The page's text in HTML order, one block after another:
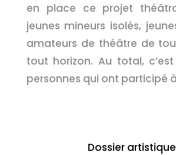
en place ce projet
jeunes mineurs isolés,
amateurs de théâtre de
tout horizon. Au total,
personnes qui ont participé
Dossier artistique